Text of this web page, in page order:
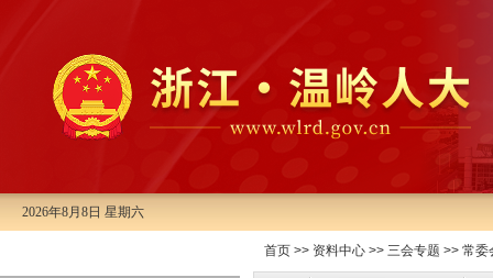
2026年8月8日 星期六
首页 >> 资料中心 >> 三会专题 >> 常委